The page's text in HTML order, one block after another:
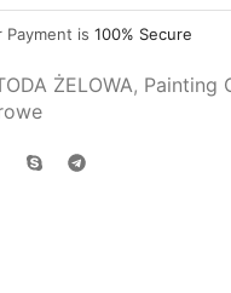
Payment is 100% Secure
ŻELOWA, Painting